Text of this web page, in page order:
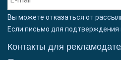
Вы можете отказаться от
Если письмо для подтверждения
Контакты для